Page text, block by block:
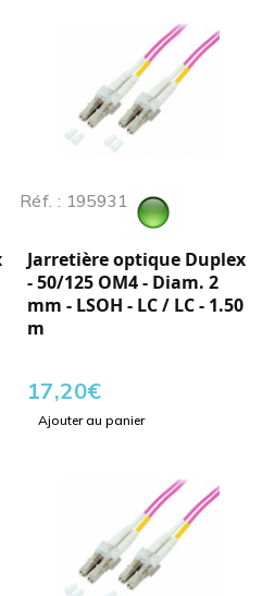
Réf. : 195931
Jarretière optique Duplex
- 50/125 OM4 - Diam. 2
mm - LSOH - LC / LC - 1.50
m
17,20€
Ajouter au panier